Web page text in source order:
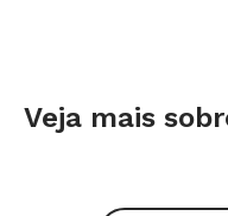
com os mais
adaptaram ao
Veja mais